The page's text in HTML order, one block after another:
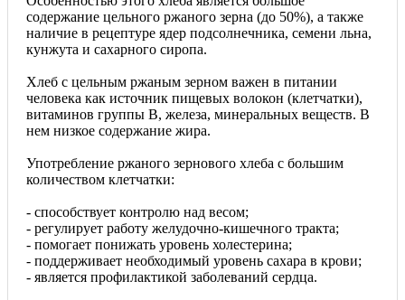
содержание цельного ржаного зерна (до 50%), а также
наличие в рецептуре ядер подсолнечника, семени льна,
кунжута и сахарного сиропа.
Хлеб с цельным ржаным зерном важен в питании
человека как источник пищевых волокон (клетчатки),
витаминов группы В, железа, минеральных веществ. В
нем низкое содержание жира.
Употребление ржаного зернового хлеба с большим
количеством клетчатки:
- способствует контролю над весом;
- регулирует работу желудочно-кишечного тракта;
- помогает понижать уровень холестерина;
- поддерживает необходимый уровень сахара в крови;
- является профилактикой заболеваний сердца.